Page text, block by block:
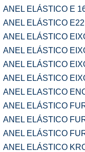
ANEL ELÁSTICO E
ANEL ELÁSTICO
ANEL ELÁSTICO
ANEL ELÁSTICO
ANEL ELÁSTICO
ANEL ELÁSTICO
ANEL ELASTICO
ANEL ELÁSTICO
ANEL ELÁSTICO
ANEL ELÁSTICO
ANEL ELÁSTICO